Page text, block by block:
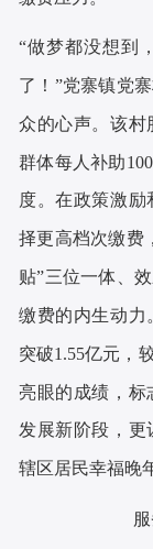
“做梦都没想到
了！”党寨镇党
众的心声。该村
群体每人补助
度。在政策激励
择更高档次缴费
贴”三位一体、
缴费的内生动力
突破1.55亿元，
亮眼的成绩，标
发展新阶段，更
辖区居民幸福晚